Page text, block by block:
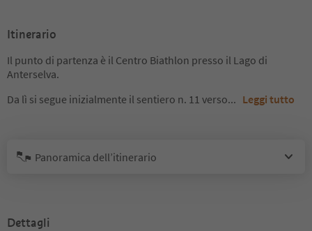
Itinerario
Il punto di partenza è il Centro Biathlon presso il Lago di
Anterselva.
Da lì si segue inizialmente il sentiero n. 11 verso... Leggi tutto
Panoramica dell’itinerario
Dettagli